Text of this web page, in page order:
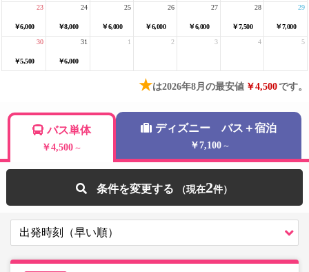
￥6,000
23
￥8,000
24
￥6,000
25
￥6,000
26
￥6,000
27
￥7,500
28
￥7,000
29
￥5,500
30
￥6,000
31 1 2 3 4 5
★は2026年8月の最安値 ￥4,500です。
バス単体
￥4,500 ～
ディズニー バス＋宿泊
￥7,100 ～
条件を変更する 2